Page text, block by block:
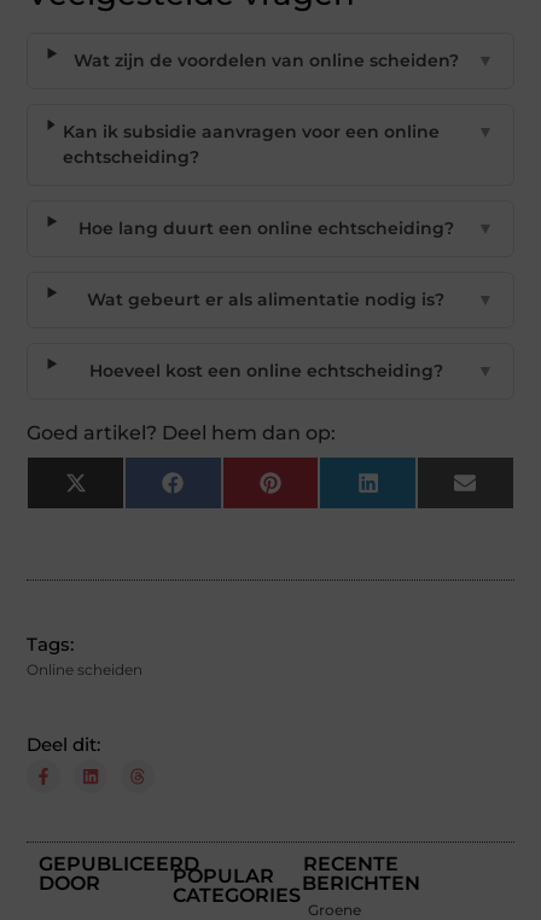
Wat zijn de voordelen van online scheiden? ▼
Kan ik subsidie aanvragen voor een online
echtscheiding?
▼
Hoe lang duurt een online echtscheiding? ▼
Wat gebeurt er als alimentatie nodig is? ▼
Hoeveel kost een online echtscheiding? ▼
Goed artikel? Deel hem dan op:
X
(Twitter)
Facebook Pinterest LinkedIn Email
Tags:
Online scheiden
Deel dit:
GEPUBLICEERD
DOOR
POPULAR
CATEGORIES
RECENTE
BERICHTEN
Groene